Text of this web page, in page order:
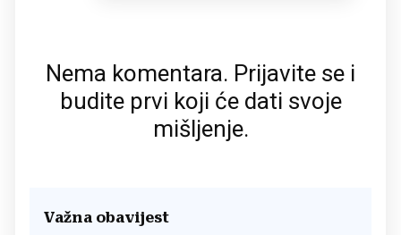
Nema komentara. Prijavite se i
budite prvi koji će dati svoje
mišljenje.
Važna obavijest